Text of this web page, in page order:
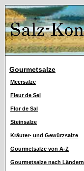
Gourmetsalze
Meersalze
Fleur de Sel
Flor de Sal
Steinsalze
Kräuter- und Gewürzsalze
Gourmetsalze von A-Z
Gourmetsalze nach Ländern